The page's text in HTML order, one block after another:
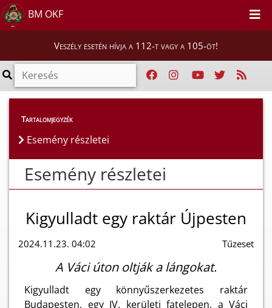
BM OKF
Veszély esetén hívja a 112-t vagy a 105-öt!
Esemény részletei
Tartalomjegyzék
Esemény részletei
Esemény részletei
Kigyulladt egy raktár Újpesten
2024.11.23. 04:02 Tűzeset
A Váci úton oltják a lángokat.
Kigyulladt egy könnyűszerkezetes raktár
Budapesten, egy IV. kerületi fatelepen, a Váci